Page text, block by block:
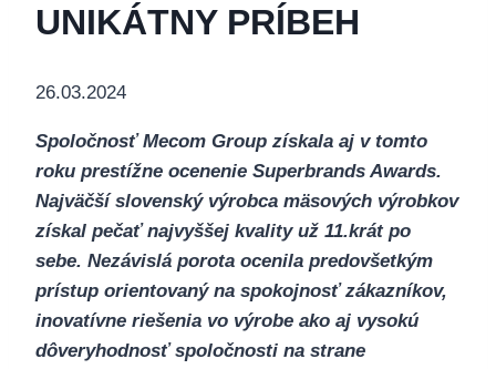
UNIKÁTNY PRÍBEH
26.03.2024
Spoločnosť Mecom Group získala aj v tomto
roku prestížne ocenenie Superbrands Awards.
Najväčší slovenský výrobca mäsových výrobkov
získal pečať najvyššej kvality už 11.krát po
sebe. Nezávislá porota ocenila predovšetkým
prístup orientovaný na spokojnosť zákazníkov,
inovatívne riešenia vo výrobe ako aj vysokú
dôveryhodnosť spoločnosti na strane